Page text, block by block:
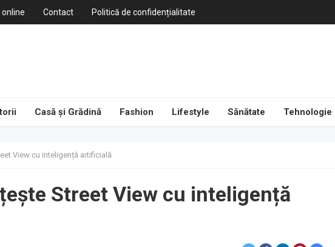
Contact Politică de confidențialitate
Casă și Grădină Fashion Lifestyle Sănătate Tehnologie
View cu inteligență artificială
Street View cu inteligență